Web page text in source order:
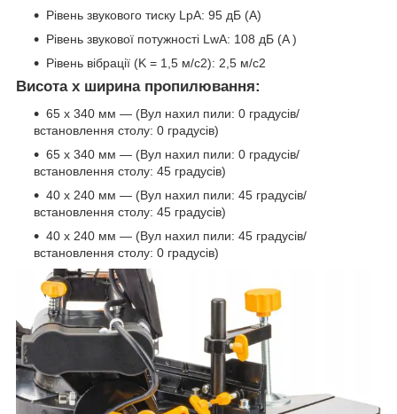
Рівень звукового тиску LpA: 95 дБ (A)
Рівень звукової потужності LwA: 108 дБ (A )
Рівень вібрації (K = 1,5 м/с2): 2,5 м/с2
Висота х ширина пропилювання:
65 x 340 мм — (Вул нахил пили: 0 градусів/
встановлення столу: 0 градусів)
65 x 340 мм — (Вул нахил пили: 0 градусів/
встановлення столу: 45 градусів)
40 x 240 мм — (Вул нахил пили: 45 градусів/
встановлення столу: 45 градусів)
40 x 240 мм — (Вул нахил пили: 45 градусів/
встановлення столу: 0 градусів)